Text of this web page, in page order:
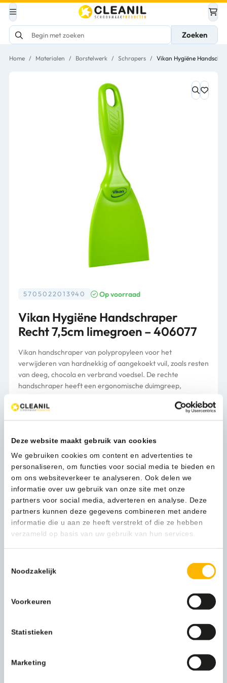
Deze website maakt gebruik van cookies
We gebruiken cookies om content en advertenties te
personaliseren, om functies voor social media te bieden en
om ons websiteverkeer te analyseren. Ook delen we
informatie over uw gebruik van onze site met onze
partners voor social media, adverteren en analyse. Deze
partners kunnen deze gegevens combineren met andere
informatie die u aan ze heeft verstrekt of die ze hebben
verzameld op basis van uw gebruik van hun services.
Noodzakelijk
Voorkeuren
Statistieken
Marketing
Zoeken
Home / Materialen / Borstelwerk / Schrapers / Vikan Hygiëne
5705022013940 Op voorraad
Vikan Hygiëne Handschraper
Recht 7,5cm limegroen – 406077
Vikan handschraper van polypropyleen voor het
verwijderen van hardnekkig of aangekoekt vuil, zoals resten
van deeg, chocola en verbrand voedsel. De rechte
handschraper heeft een ergonomische duimgreep,
oppervlak beschadigt. Ook verkrijgbaar als breed model
(4061).
Verpakkingper stuk
2,61(3,16 Incl. btw)
Vikan
Hygiëne
Handschraper
Recht
7,5cm
aantal
In winkelwagen
1-3 werkdagen
Beschrijving
Meer productinformatie